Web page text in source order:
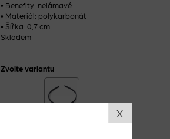
X
• Benefity: nelámavé
• Materiál: polykarbonát
• Šířka: 0,7 cm
Skladem
Zvolte variantu